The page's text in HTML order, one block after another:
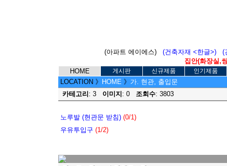
(아파트 에이에스) (건축자재 <한글>)
(
집안(화장실,
HOME
게시판 신규제품 인기제품
LOCATION 》 HOME 》 가. 현관, 출입문
카테고리 : 3 이미지 : 0 조회수: 3803
노루발 (현관문 받침) (0/1)
우유투입구 (1/2)